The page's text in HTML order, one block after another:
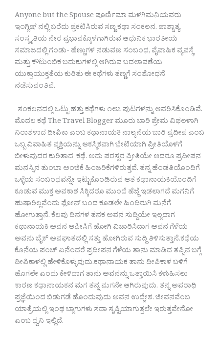
Anyone but the Spouse ಪೂರ್ಣಿಮಾ ಮಳಗಿಮನಿಯವರು
ಇಂಗ್ಲಿಷ್ ನಲ್ಲಿ ಬರೆದು ಪ್ರಕಟಿಸಿರುವ ಸಣ್ಣ ಕಥಾ ಸಂಕಲನ. ಪಾಶ್ಚಾತ್ಯ
ಸಂಸ್ಕೃತಿಯ ನೇರ ಪ್ರಭಾವಕ್ಕೊಳಗಾಗಿರುವ ಆಧುನಿಕ ಭಾರತೀಯ
ಸಮಾಜದಲ್ಲಿ ಗಂಡು- ಹೆಣ್ಣುಗಳ ನಡುವಣ ಸಂಬಂಧ, ವೈವಾಹಿಕ ವ್ಯವಸ್ಥೆ
ಮತ್ತು ಕೌಟುಂಬಿಕ ಬದುಕುಗಳಲ್ಲಿ ಆಗಿರುವ ಬದಲಾವಣೆಯ
ಯುಕ್ತಾಯುಕ್ತತೆಯ ಕುರಿತು ಈ ಕಥೆಗಳು ತಣ್ಣಗೆ ಸಂಶೋಧನೆ
ನಡೆಸುವಂತಿವೆ.
ಸಂಕಲನದಲ್ಲಿ ಒಟ್ಟು ಹತ್ತು ಕಥೆಗಳು ೧೮೭ ಪುಟಗಳನ್ನು ಆವರಿಸಿಕೊಂಡಿವೆ.
ಮೊದಲ ಕಥೆ The Travel Blogger ಮೂರು ಬಾರಿ ಪ್ರೇಮ ವಿಫಲಳಾಗಿ
ನಿರಾಶಳಾದ ದೀಪಿಕಾ ಎಂಬ ಕಥಾನಾಯಕಿ ನಾಲ್ಕನೆಯ ಬಾರಿ ಪ್ರದೀಪ ಎಂಬ
ಒಬ್ಬ ವಿವಾಹಿತ ವ್ಯಕ್ತಿಯನ್ನು ಆಕಸ್ಮಿಕವಾಗಿ ಭೇಟಿಯಾಗಿ ಪ್ರೀತಿಯೊಳಗೆ
ಬೀಳುವುದರ ಕುರಿತಾದ ಕಥೆ. ಅದು ಪರಸ್ಪರ ಪ್ರೀತಿಯೇ ಆದರೂ ಪ್ರದೀಪನ
ಮನಸ್ಸಿನ ತುಂಬಾ ಅಂಜಿಕೆ ಹಿಂಜರಿಕೆಗಳಿರುತ್ತವೆ. ತನ್ನ ಹೆಂಡತಿಯೊಂದಿಗೆ
ಒಳ್ಳೆಯ ಸಂಬಂಧವನ್ನೇ ಇಟ್ಟುಕೊಂಡಿರುವ ಆತ ಕಥಾನಾಯಕಿಯೊಂದಿಗೆ
ಕೂಡುವ ಮುಕ್ತ ಅವಕಾಶ ಸಿಕ್ಕಿದರೂ ಮುಂದೆ ಹೆಜ್ಜೆ ಇಡಲಾಗದೆ ಮಗನಿಗೆ
ಹುಷಾರಿಲ್ಲವೆಂದು ಫೋನ್ ಬಂದ ಕೂಡಲೇ ಹಿಂದಿರುಗಿ ಮನೆಗೆ
ಹೋಗುತ್ತಾನೆ. ಕೆಲವು ದಿನಗಳ ತನಕ ಅವನ ಸುದ್ದಿಯೇ ಇಲ್ಲದಾಗ
ಕಥಾನಾಯಕಿ ಅವನ ಆಫೀಸಿಗೆ ಹೋಗಿ ವಿಚಾರಿಸಿದಾಗ ಅವನ ಗೆಳೆಯ
ಅವನು ಬೈಕ್ ಅಪಘಾತದಲ್ಲಿ ಸತ್ತು ಹೋಗಿರುವ ಸುದ್ದಿ ತಿಳಿಸುತ್ತಾನೆ.ಕಥೆಯ
ಕೊನೆಯ ಪಂಚ್ ಏನೆಂದರೆ ಪ್ರದೀಪನ ಗೆಳೆಯ ತಾನು ಮಾಡಿದ ತಪ್ಪಿನ ಬಗ್ಗೆ
ದೀಪಿಕಾಳಲ್ಲಿ ಹೇಳಿಕೊಳ್ಳುವುದು.ಕಥಾನಾಯಕ ತಾನು ದೀಪಿಕಾಳ ಬಳಿಗೆ
ಹೊಗಲೇ ಎಂದು ಕೇಳಿದಾಗ ತಾನು ಅವನನ್ನು ಒತ್ತಾಯಿಸಿ ಕಳುಹಿಸಲು
ಕಾರಣ ಕಥಾನಾಯಕನ ಮಗ ತನ್ನ ಮಗನೇ ಆಗಿರುವುದು. ತನ್ನ ಅಪರಾಧಿ
ಪ್ರಜ್ಞೆಯಿಂದ ಬಿಡುಗಡೆ ಹೊಂದುವುದು ಅವನ ಉದ್ದೇಶ. ಜೀವನವೆಂಬ
ಯಾತ್ರೆಯಲ್ಲಿ ಇಂಥ ಬ್ಲಾಗುಗಳು ಸದಾ ಸೃಷ್ಟಿಯಾಗುತ್ತಲೇ ಇರುತ್ತವೇನೋ
ಎಂಬ ಧ್ವನಿ ಇಲ್ಲಿದೆ.